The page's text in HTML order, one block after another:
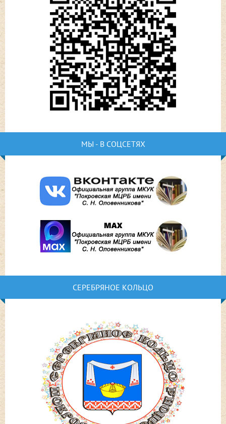
МЫ - В СОЦСЕТЯХ
СЕРЕБРЯНОЕ КОЛЬЦО